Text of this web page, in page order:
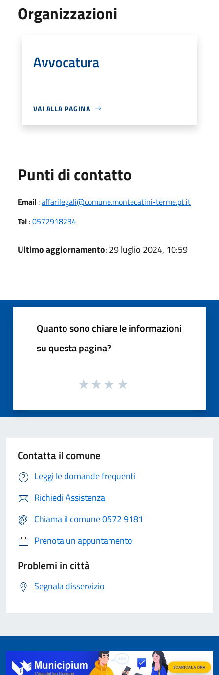
Organizzazioni
Avvocatura
VAI ALLA PAGINA
Punti di contatto
Email :affarilegali@comune.montecatini-terme.pt.it
Tel :0572918234
Ultimo aggiornamento: 29 luglio 2024, 10:59
Quanto sono chiare le informazioni
su questa pagina?
Contatta il comune
Leggi le domande frequenti
Richiedi Assistenza
Chiama il comune 0572 9181
Prenota un appuntamento
Problemi in città
Segnala disservizio